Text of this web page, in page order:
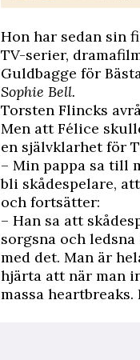
Hon har sedan sin
TV-serier,
Guldbagge för
Sophie Bell.
Torsten Flincks
Men att Félice
en självklarhet för
– Min pappa sa till
bli skådespelare,
och fortsätter:
– Han sa att
sorgsna och
med det. Man är
hjärta att när man
massa